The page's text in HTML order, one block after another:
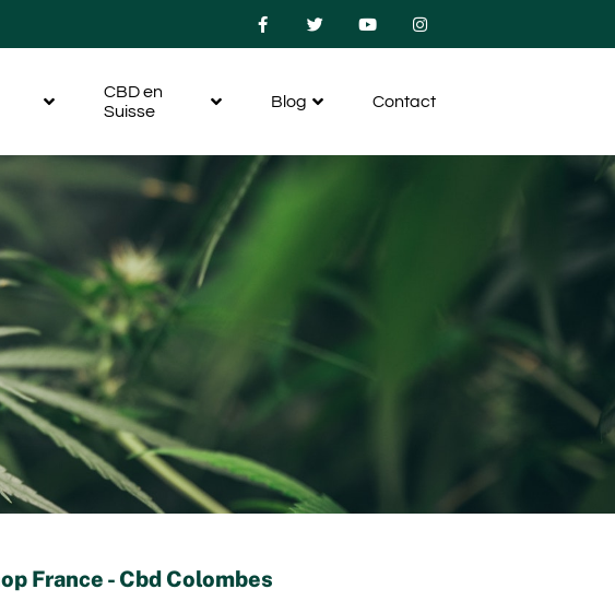
CBD en
Suisse
Blog Contact
France - Cbd Colombes